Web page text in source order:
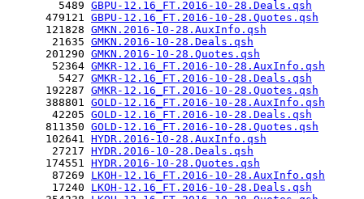
        5489
GBPU-12.16_FT.2016-10-28.Deals.qsh
      479121
GBPU-12.16_FT.2016-10-28.Quotes.qsh
      121828
GMKN.2016-10-28.AuxInfo.qsh
       21635
GMKN.2016-10-28.Deals.qsh
      201290
GMKN.2016-10-28.Quotes.qsh
       52364
GMKR-12.16_FT.2016-10-28.AuxInfo.qsh
        5427
GMKR-12.16_FT.2016-10-28.Deals.qsh
      192287
GMKR-12.16_FT.2016-10-28.Quotes.qsh
      388801
GOLD-12.16_FT.2016-10-28.AuxInfo.qsh
       42205
GOLD-12.16_FT.2016-10-28.Deals.qsh
      811350
GOLD-12.16_FT.2016-10-28.Quotes.qsh
      102641
HYDR.2016-10-28.AuxInfo.qsh
       27217
HYDR.2016-10-28.Deals.qsh
      174551
HYDR.2016-10-28.Quotes.qsh
       87269
LKOH-12.16_FT.2016-10-28.AuxInfo.qsh
       17240
LKOH-12.16_FT.2016-10-28.Deals.qsh